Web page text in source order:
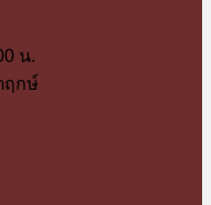
น.
ฤกษ์